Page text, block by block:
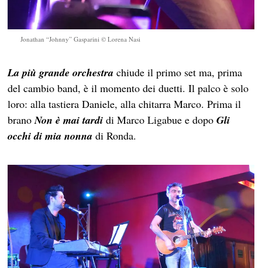
Jonathan “Johnny” Gasparini © Lorena Nasi
La più grande orchestra chiude il primo set ma, prima
del cambio band, è il momento dei duetti. Il palco è solo
loro: alla tastiera Daniele, alla chitarra Marco. Prima il
branoNon è mai tardidi Marco Ligabue e dopoGli
occhi di mia nonna di Ronda.